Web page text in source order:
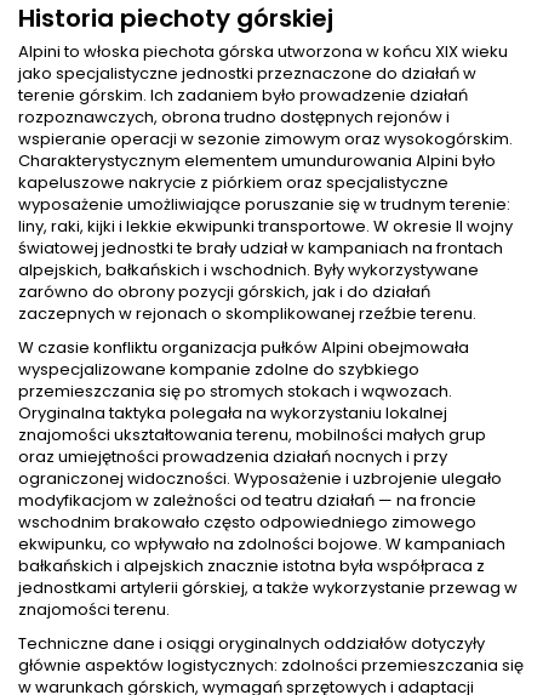
Historia piechoty górskiej
Alpini to włoska piechota górska utworzona w końcu XIX wieku
jako specjalistyczne jednostki przeznaczone do działań w
terenie górskim. Ich zadaniem było prowadzenie działań
rozpoznawczych, obrona trudno dostępnych rejonów i
wspieranie operacji w sezonie zimowym oraz wysokogórskim.
Charakterystycznym elementem umundurowania Alpini było
kapeluszowe nakrycie z piórkiem oraz specjalistyczne
wyposażenie umożliwiające poruszanie się w trudnym terenie:
liny, raki, kijki i lekkie ekwipunki transportowe. W okresie II wojny
światowej jednostki te brały udział w kampaniach na frontach
alpejskich, bałkańskich i wschodnich. Były wykorzystywane
zarówno do obrony pozycji górskich, jak i do działań
zaczepnych w rejonach o skomplikowanej rzeźbie terenu.
W czasie konfliktu organizacja pułków Alpini obejmowała
wyspecjalizowane kompanie zdolne do szybkiego
przemieszczania się po stromych stokach i wąwozach.
Oryginalna taktyka polegała na wykorzystaniu lokalnej
znajomości ukształtowania terenu, mobilności małych grup
oraz umiejętności prowadzenia działań nocnych i przy
ograniczonej widoczności. Wyposażenie i uzbrojenie ulegało
modyfikacjom w zależności od teatru działań — na froncie
wschodnim brakowało często odpowiedniego zimowego
ekwipunku, co wpływało na zdolności bojowe. W kampaniach
bałkańskich i alpejskich znacznie istotna była współpraca z
jednostkami artylerii górskiej, a także wykorzystanie przewag w
znajomości terenu.
Techniczne dane i osiągi oryginalnych oddziałów dotyczyły
głównie aspektów logistycznych: zdolności przemieszczania się
w warunkach górskich, wymagań sprzętowych i adaptacji